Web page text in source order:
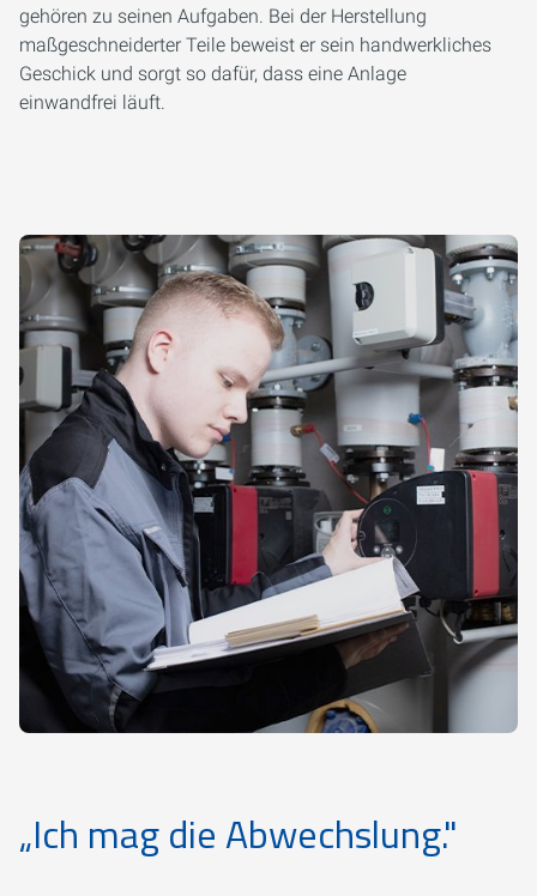
gehören zu seinen Aufgaben. Bei der Herstellung
maßgeschneiderter Teile beweist er sein handwerkliches
Geschick und sorgt so dafür, dass eine Anlage
einwandfrei läuft.
„Ich mag die Abwechslung."